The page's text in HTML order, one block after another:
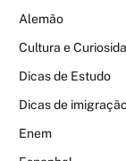
Alemão
Cultura e
Dicas de Estudo
Dicas de
Enem